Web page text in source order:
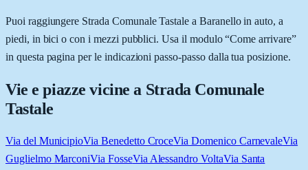
Puoi raggiungere Strada Comunale Tastale a Baranello in auto, a
piedi, in bici o con i mezzi pubblici. Usa il modulo “Come arrivare”
in questa pagina per le indicazioni passo-passo dalla tua posizione.
Vie e piazze vicine a Strada Comunale
Tastale
Via del MunicipioVia Benedetto CroceVia Domenico CarnevaleVia
Guglielmo MarconiVia FosseVia Alessandro VoltaVia Santa